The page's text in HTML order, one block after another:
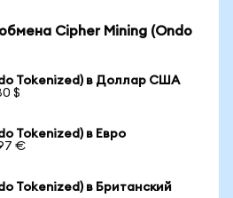
Cipher Mining (Ondo
Tokenized) в Доллар США
$
Tokenized) в Евро
€
Tokenized) в Британский